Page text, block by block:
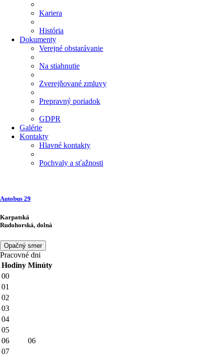
Kariera
História
Dokumenty
Verejné obstarávanie
Na stiahnutie
Zverejňované zmluvy
Prepravný poriadok
GDPR
Galérie
Kontakty
Hlavné kontakty
Pochvaly a sťažnosti
Autobus 29
Karpatská
Rudohorská, dolná
Opačný smer
Pracovné dni
Hodiny Minúty
00
01
02
03
04
05
06
06
07